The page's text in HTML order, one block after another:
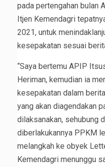
pada pertengahan bulan
Itjen Kemendagri
2021, untuk
kesepakatan sesuai
“Saya bertemu APIP
Heriman, kemudian ia
kesepakatan dalam
yang akan diagendakan
dilaksanakan, sehubung
diberlakukannya PPKM
melangkah ke obyek
Kemendagri menunggu